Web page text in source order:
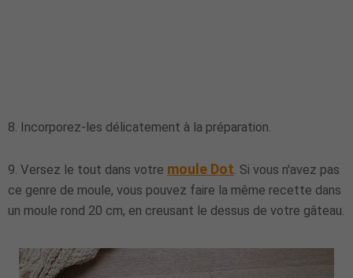
8. Incorporez-les délicatement à la préparation.
9. Versez le tout dans votre moule Dot . Si vous n'avez pas
ce genre de moule, vous pouvez faire la même recette dans
un moule rond 20 cm, en creusant le dessus de votre gâteau.